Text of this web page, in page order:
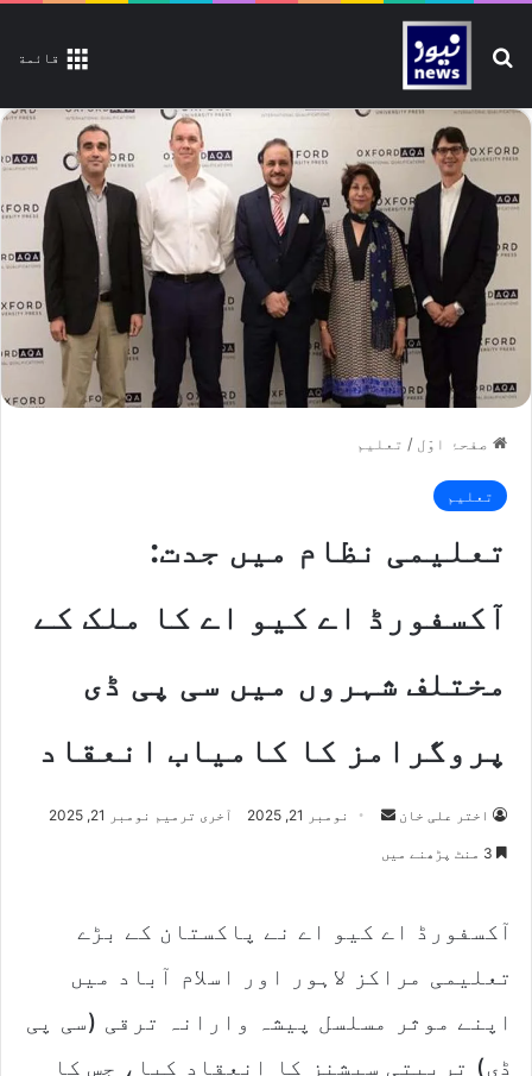
قائمة تلاش کیجیے
صفحۂ اوّل / تعلیم
تعلیم
تعلیمی نظام میں جدت:
آکسفورڈ اے کیو اے کا ملک کے
مختلف شہروں میں سی پی ڈی
پروگرامز کا کامیاب انعقاد
اختر علی خان
e
نومبر 21, 2025 آخری ترمیم نومبر 21, 2025
آکسفورڈ اے کیو اے نے پاکستان کے بڑے
تعلیمی مراکز لاہور اور اسلام آباد میں
اپنے موثر مسلسل پیشہ وارانہ ترقی (سی پی
ڈی) تربیتی سیشنز کا انعقاد کیا، جس کا